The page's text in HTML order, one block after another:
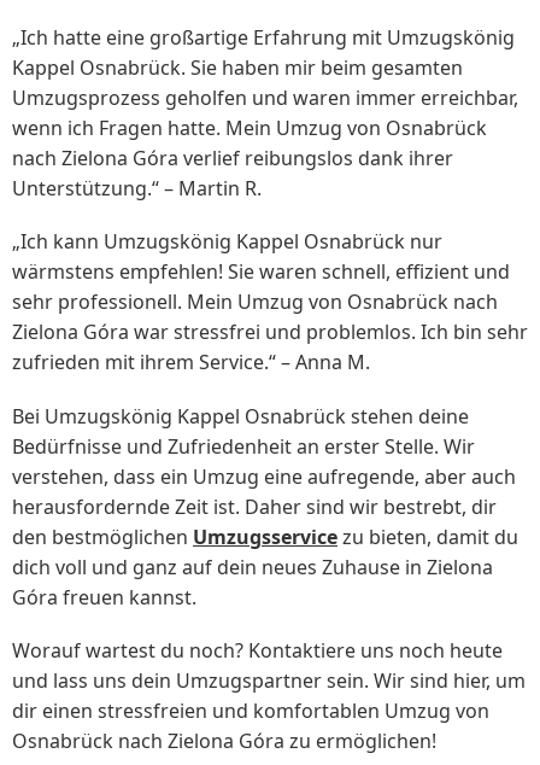
„Ich hatte eine großartige Erfahrung mit Umzugskönig
Kappel Osnabrück. Sie haben mir beim gesamten
Umzugsprozess geholfen und waren immer erreichbar,
wenn ich Fragen hatte. Mein Umzug von Osnabrück
nach Zielona Góra verlief reibungslos dank ihrer
Unterstützung.“ – Martin R.
„Ich kann Umzugskönig Kappel Osnabrück nur
wärmstens empfehlen! Sie waren schnell, effizient und
sehr professionell. Mein Umzug von Osnabrück nach
Zielona Góra war stressfrei und problemlos. Ich bin sehr
zufrieden mit ihrem Service.“ – Anna M.
Bei Umzugskönig Kappel Osnabrück stehen deine
Bedürfnisse und Zufriedenheit an erster Stelle. Wir
verstehen, dass ein Umzug eine aufregende, aber auch
herausfordernde Zeit ist. Daher sind wir bestrebt, dir
den bestmöglichen Umzugsservicezu bieten, damit du
dich voll und ganz auf dein neues Zuhause in Zielona
Góra freuen kannst.
Worauf wartest du noch? Kontaktiere uns noch heute
und lass uns dein Umzugspartner sein. Wir sind hier, um
dir einen stressfreien und komfortablen Umzug von
Osnabrück nach Zielona Góra zu ermöglichen!